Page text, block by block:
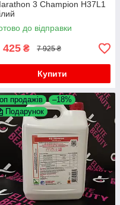
3 Champion H37L1
до відправки
425 ₴ 7 925 ₴
Купити
продажів
–18%
Подарунок